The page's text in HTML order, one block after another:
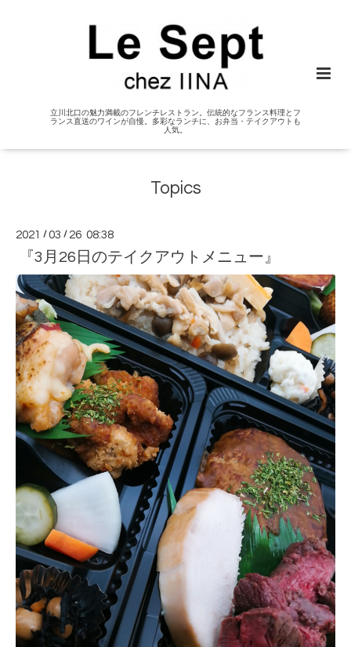
立川北口の魅力満載のフレンチレストラン。伝統的なフランス料理とフ
ランス直送のワインが自慢。多彩なランチに、お弁当・テイクアウトも
人気。
Topics
2021 /03 / 26 08:38
『3月26日のテイクアウトメニュー』